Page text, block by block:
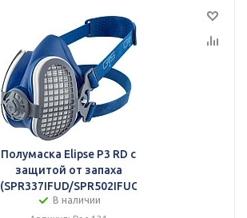
Полумаска Elipse P3 RD с
защитой от запаха
(SPR337IFUD/SPR502IFUC)
В наличии